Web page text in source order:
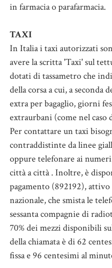
in farmacia o parafarmacia.
TAXI
In Italia i taxi autorizzati
avere la scritta 'Taxi' sul
dotati di tassametro che
della corsa a cui, a seconda
extra per bagaglio, giorni
extraurbani (come nel caso
Per contattare un taxi
contraddistinte da linee
oppure telefonare ai
città a città . Inoltre, è
pagamento (892192),
nazionale, che smista le
sessanta compagnie di
70% dei mezzi disponibili
della chiamata è di 62
fissa e 96 centesimi al